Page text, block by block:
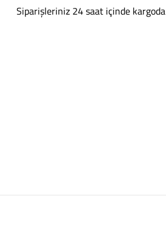
Siparişleriniz 24 saat içinde kargoda